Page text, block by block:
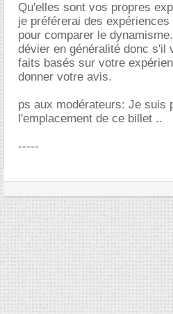
Qu'elles sont vos propres
je préférerai des
pour comparer le
dévier en généralité donc s'il
faits basés sur votre
donner votre avis.
ps aux modérateurs: Je suis
l'emplacement de ce billet ..
-----